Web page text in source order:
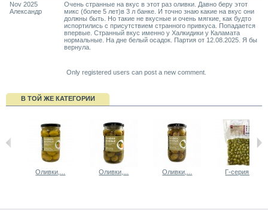
Nov 2025
Александр
Очень странные на вкус в этот раз оливки. Давно беру этот
микс (более 5 лет)в 3 л банке. И точно знаю какие на вкус они
должны быть. Но такие не вкусные и очень мягкие, как будто
испортились с присутствием странного привкуса. Попадается
впервые. Странный вкус именно у Халкидики у Каламата
нормальные. На дне белый осадок. Партия от 12.08.2025. Я бы
вернула.
Only registered users can post a new comment.
В ТОЙ ЖЕ КАТЕГОРИИ
Оливки,... Оливки,... Оливки,... Г-серия....